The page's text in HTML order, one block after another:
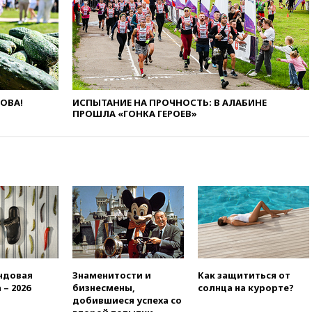
рекомендовать не посещать
Армению
вчера, 20:35 ПВО за день
сбила еще 281 украинский
беспилотник над Россией
вчера, 20:27Ямпольская
призвала оптимизировать
олимпиады для поступления в
средств на ремонт
вчера, 20:00Зеленский 8
августа посетит Сербию с
официальным визитом
вчера, 19:58В Госдуму будет
отмене ЕГЭ
вчера, 19:50
ИСПЫТАНИЕ НА ПРОЧНОСТЬ: В АЛАБИНЕ
ПРОШЛА «ГОНКА ГЕРОЕВ»
2026
Знаменитости и
бизнесмены,
добившиеся успеха со
Как защититься от
солнца на курорте?